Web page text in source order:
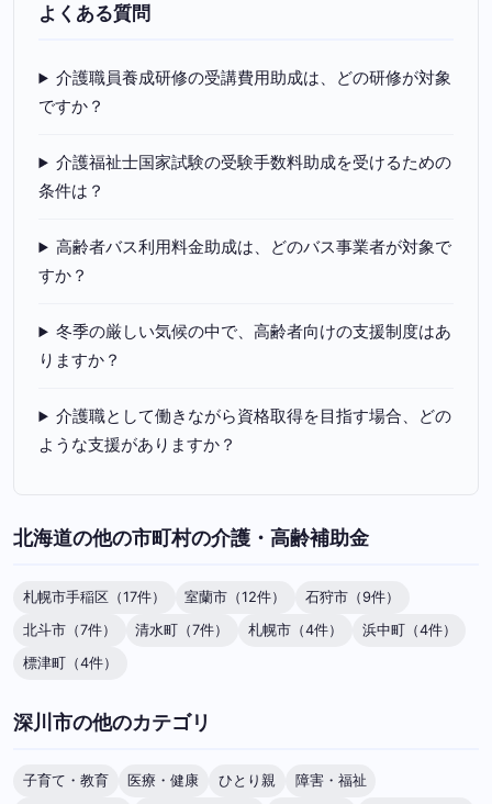
よくある質問
介護職員養成研修の受講費用助成は、どの研修が対象
ですか？
介護福祉士国家試験の受験手数料助成を受けるための
条件は？
高齢者バス利用料金助成は、どのバス事業者が対象で
すか？
冬季の厳しい気候の中で、高齢者向けの支援制度はあ
りますか？
介護職として働きながら資格取得を目指す場合、どの
ような支援がありますか？
北海道の他の市町村の介護・高齢補助金
札幌市手稲区（17件） 室蘭市（12件）
石狩市（9件）
北斗市（7件）
清水町（7件） 札幌市（4件）
浜中町（4件）
標津町（4件）
深川市の他のカテゴリ
子育て・教育 医療・健康 ひとり親
障害・福祉